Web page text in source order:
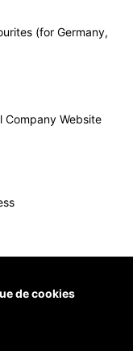
(for Germany,
Company Website
de cookies